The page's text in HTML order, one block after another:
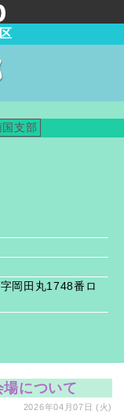
国支部
岡田丸1748番ロ
について
2026年04月07日 (火)